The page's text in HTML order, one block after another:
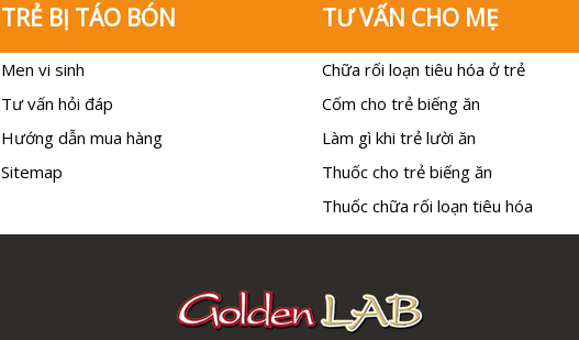
TRẺ BỊ TÁO BÓN
Men vi sinh
Tư vấn hỏi đáp
Hướng dẫn mua hàng
Sitemap
TƯ VẤN CHO MẸ
Chữa rối loạn tiêu hóa ở trẻ
Cốm cho trẻ biếng ăn
Làm gì khi trẻ lười ăn
Thuốc cho trẻ biếng ăn
Thuốc chữa rối loạn tiêu hóa